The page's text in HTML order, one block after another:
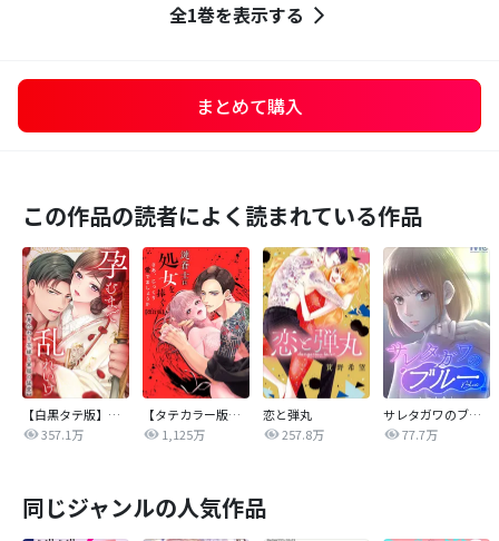
全1巻を表示する
まとめて購入
この作品の読者によく読まれている作品
【白黒タテ版】孕むまで乱れいけ～身代わり花嫁と軍服の猛愛
357.1万
【タテカラー版】漣蒼士に処女を捧ぐ～さあ、じっくり愛でましょうか
1,125万
恋と弾丸
257.8万
サレタガワのブルー【タテヨミ】
77.7万
同じジャンルの人気作品